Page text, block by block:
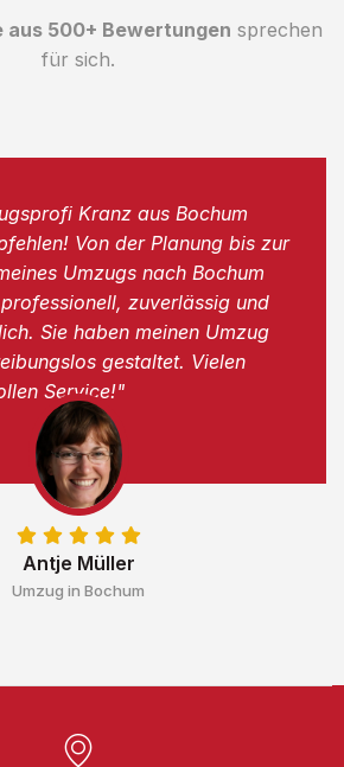
aus 500+ Bewertungen sprechen
für sich.
Antje Müller
Umzug in Bochum
Kranz aus Bochum
Von der Planung bis zur
Umzugs nach Bochum
zuverlässig und
Sie haben meinen Umzug
gestaltet. Vielen
Service!"